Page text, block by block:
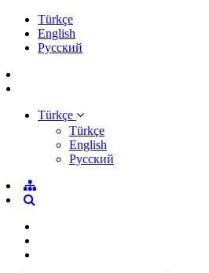
Türkçe
English
Pусский
Türkçe
Türkçe
English
Pусский